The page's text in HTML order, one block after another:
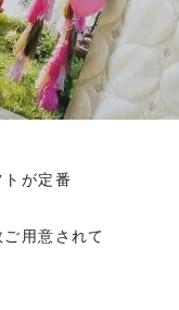
が定番
用意されて